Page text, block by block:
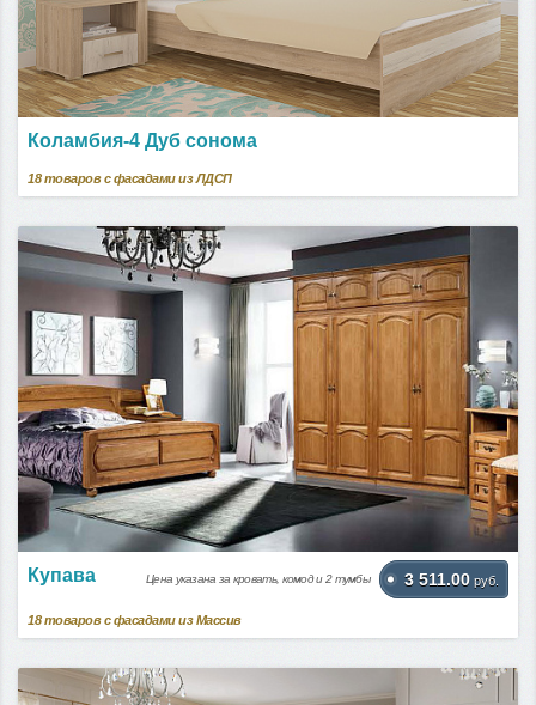
Коламбия-4 Дуб сонома
18 товаров с фасадами из ЛДСП
Купава Цена указана за кровать, комод и 2 тумбы 3 511.00 руб.
18 товаров с фасадами из Массив